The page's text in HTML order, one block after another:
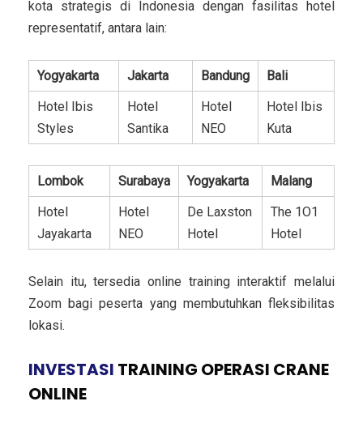
kota strategis di Indonesia dengan fasilitas hotel
representatif, antara lain:
Yogyakarta Jakarta Bandung
Bali
Hotel Ibis
Styles
Hotel
Santika
Hotel
NEO
Hotel Ibis
Kuta
Lombok Surabaya Yogyakarta
Malang
Hotel
Jayakarta
Hotel
NEO
De Laxston
Hotel
The 1O1
Hotel
Selain itu, tersedia online training interaktif melalui
Zoom bagi peserta yang membutuhkan fleksibilitas
lokasi.
INVESTASI TRAINING OPERASI CRANE
ONLINE